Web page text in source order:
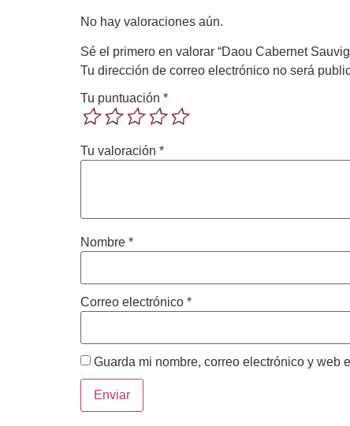
No hay valoraciones aún.
Sé el primero en valorar “Daou Cabernet
Tu dirección de correo electrónico no será
Tu puntuación *
Tu valoración *
Nombre *
Correo electrónico *
Guarda mi nombre, correo electrónico y web